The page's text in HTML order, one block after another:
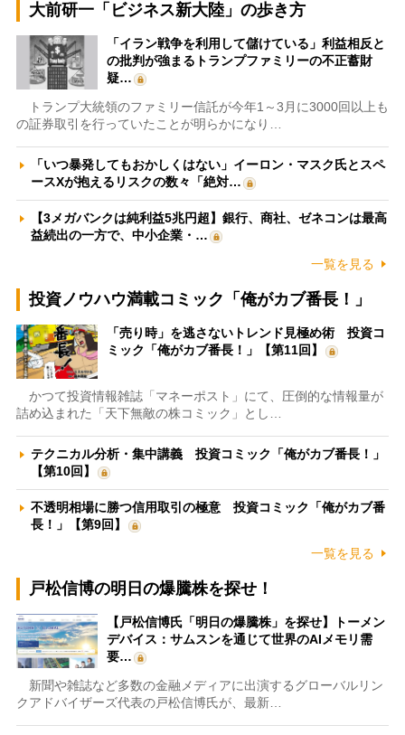
大前研一「ビジネス新大陸」の歩き方
「イラン戦争を利用して儲けている」利益相反と
の批判が強まるトランプファミリーの不正蓄財
疑…
トランプ大統領のファミリー信託が今年1～3月に3000回以上も
の証券取引を行っていたことが明らかになり…
「いつ暴発してもおかしくはない」イーロン・マスク氏とスペ
ースXが抱えるリスクの数々「絶対…
【3メガバンクは純利益5兆円超】銀行、商社、ゼネコンは最高
益続出の一方で、中小企業・…
一覧を見る
投資ノウハウ満載コミック「俺がカブ番長！」
「売り時」を逃さないトレンド見極め術 投資コ
ミック「俺がカブ番長！」【第11回】
かつて投資情報雑誌「マネーポスト」にて、圧倒的な情報量が
詰め込まれた「天下無敵の株コミック」とし…
テクニカル分析・集中講義 投資コミック「俺がカブ番長！」
【第10回】
不透明相場に勝つ信用取引の極意 投資コミック「俺がカブ番
長！」【第9回】
一覧を見る
戸松信博の明日の爆騰株を探せ！
【戸松信博氏「明日の爆騰株」を探せ】トーメン
デバイス：サムスンを通じて世界のAIメモリ需
要…
新聞や雑誌など多数の金融メディアに出演するグローバルリン
クアドバイザーズ代表の戸松信博氏が、最新…